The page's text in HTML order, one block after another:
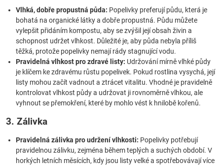
Vlhká, dobře propustná půda: Popelivky preferují půdu, která je
bohatá na organické látky a dobře propustná. Půdu můžete
vylepšit přidáním kompostu, aby se zvýšil její obsah živin a
schopnost udržet vlhkost. Důležité je, aby půda nebyla příliš
těžká, protože popelivky nemají rády stagnující vodu.
Pravidelná vlhkost pro zdravé listy: Udržování mírně vlhké půdy
je klíčem ke zdravému růstu popelivek. Pokud rostlina vysychá, její
listy mohou začít vadnout a ztrácet vitalitu. Vhodné je pravidelně
kontrolovat vlhkost půdy a udržovat ji rovnoměrně vlhkou, ale
vyhnout se přemokření, které by mohlo vést k hnilobě kořenů.
3. Zálivka
Pravidelná zálivka pro udržení vlhkosti: Popelivky potřebují
pravidelnou zálivku, zejména během teplých a suchých období. V
horkých letních měsících, kdy jsou listy velké a spotřebovávají více